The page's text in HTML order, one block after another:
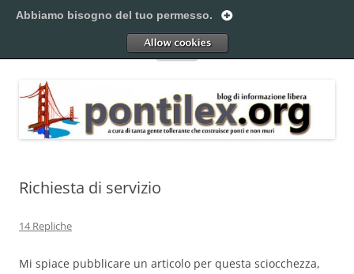
al
Pontilex
Menu
Richiesta di servizio
14 Repliche
Mi spiace pubblicare un articolo per questa sciocchezza,
Abbiamo bisogno del tuo permesso.